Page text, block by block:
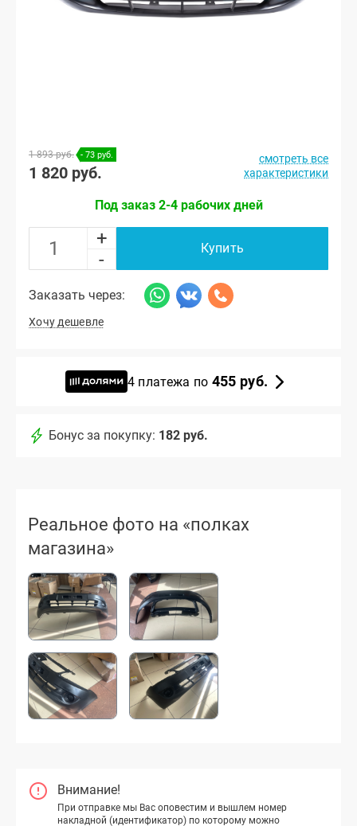
1 893 руб. - 73 руб.
1 820 руб.
смотреть все
характеристики
Под заказ 2-4 рабочих дней
+
-
Купить
Заказать через:
Хочу дешевле
4 платежа по 455 руб.
Бонус за покупку: 182 руб.
Реальное фото на «полках
магазина»
Внимание!
При отправке мы Вас оповестим и вышлем номер
накладной (идентификатор) по которому можно